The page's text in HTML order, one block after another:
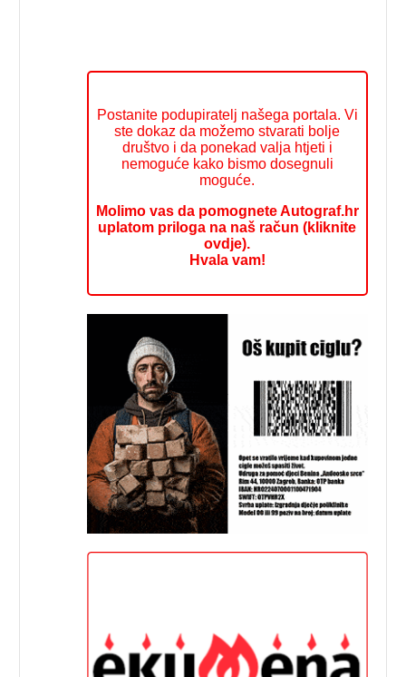
Postanite podupiratelj našega portala. Vi
ste dokaz da možemo stvarati bolje
društvo i da ponekad valja htjeti i
nemoguće kako bismo dosegnuli
moguće.
Molimo vas da pomognete Autograf.hr
uplatom priloga na naš račun (kliknite
ovdje).
Hvala vam!